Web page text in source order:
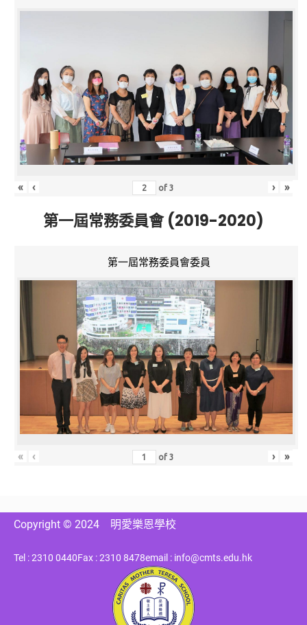
« ‹ of3 › »
第一屆常務委員會 (2019-2020)
第一屆常務委員會委員
« ‹ of3 › »
Copyright © 2024 明愛樂恩學校
Tel : 2310 0440Fax : 2310 8478email : info@cmts.edu.hk